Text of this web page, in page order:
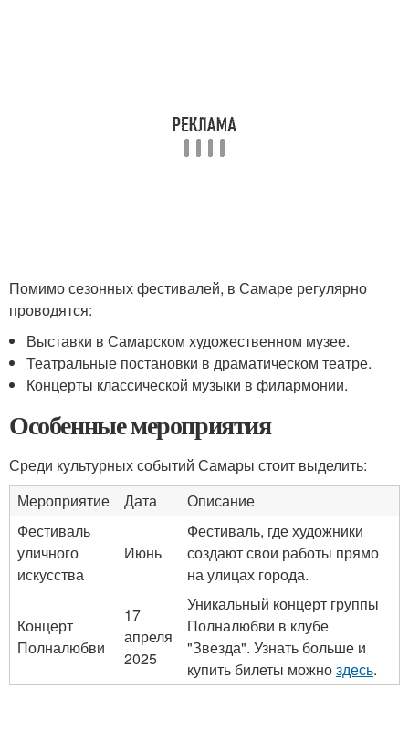
Помимо сезонных фестивалей, в Самаре регулярно
проводятся:
Выставки в Самарском художественном музее.
Театральные постановки в драматическом театре.
Концерты классической музыки в филармонии.
Особенные мероприятия
Среди культурных событий Самары стоит выделить:
Мероприятие
Дата
Описание
Фестиваль
уличного
искусства
Июнь
Фестиваль, где художники
создают свои работы прямо
на улицах города.
Концерт
Полналюбви
17
апреля
2025
Уникальный концерт группы
Полналюбви в клубе
"Звезда". Узнать больше и
купить билеты можноздесь.